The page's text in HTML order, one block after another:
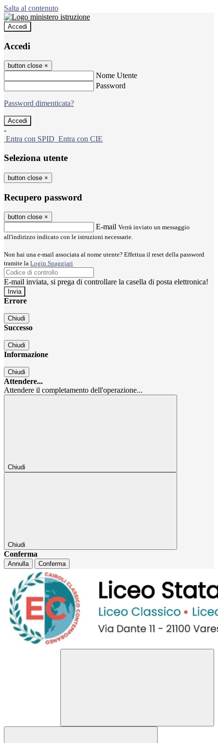
Salta al contenuto
Accedi
Accedi
button close ×
Nome Utente
Password
Password dimenticata?
-
Entra con SPID Entra con CIE
Seleziona utente
button close ×
Recupero password
button close ×
E-mail Verrà inviato un messaggio
all'indirizzo indicato con le istruzioni necessarie.
Non hai una e-mail associata al nome utente? Effettua il reset della password
tramite la Login Spaggiari
E-mail inviata, si prega di controllare la casella di posta elettronica!
Errore
Chiudi
Successo
Chiudi
Informazione
Chiudi
Attendere...
Attendere il completamento dell'operazione...
Chiudi
Chiudi
Conferma
Annulla Conferma